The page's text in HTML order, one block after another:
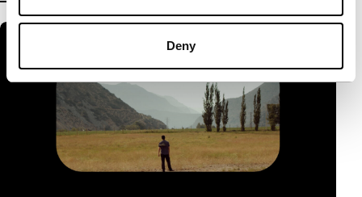
Deny